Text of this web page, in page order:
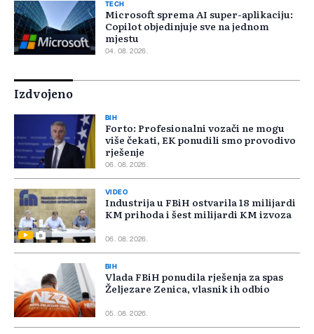
TECH
Microsoft sprema AI super-aplikaciju:
Copilot objedinjuje sve na jednom
mjestu
04. 08. 2026.
Izdvojeno
BIH
Forto: Profesionalni vozači ne mogu
više čekati, EK ponudili smo provodivo
rješenje
06. 08. 2026.
VIDEO
Industrija u FBiH ostvarila 18 milijardi
KM prihoda i šest milijardi KM izvoza
06. 08. 2026.
BIH
Vlada FBiH ponudila rješenja za spas
Željezare Zenica, vlasnik ih odbio
05. 08. 2026.